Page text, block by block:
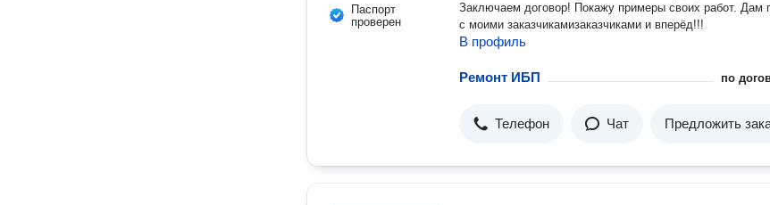
Паспорт
проверен
Заключаем договор! Покажу примеры своих работ. Дам
с моими заказчикамизаказчиками и вперёд!!!
В профиль
Ремонт ИБП по
Телефон Чат Предложить